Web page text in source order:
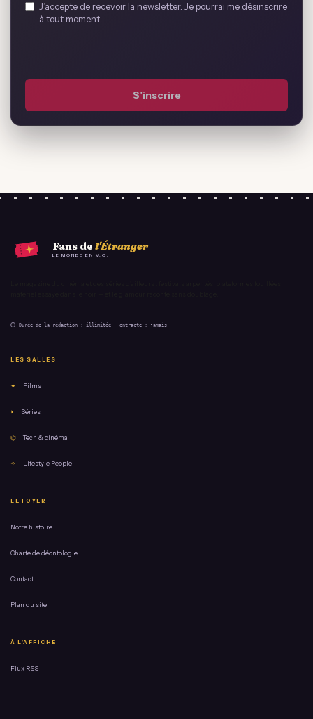
addressJ’accepte de recevoir la newsletter. Je pourrai me désinscrire
à tout moment.
S’inscrire
Fans de l'Étranger
LE MONDE EN V.O.
⏱ Durée de la rédaction : illimitée · entracte : jamais
LES SALLES
✦ Films
⏵ Séries
⌬ Tech & cinéma
✧ Lifestyle People
LE FOYER
Notre histoire
Charte de déontologie
Contact
Plan du site
À L'AFFICHE
Flux RSS